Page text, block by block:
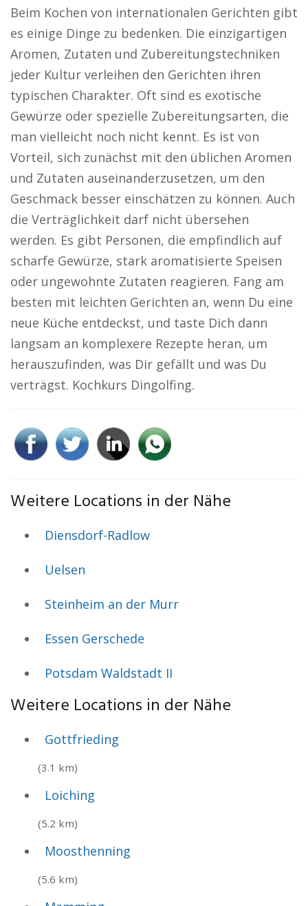
Beim Kochen von internationalen Gerichten gibt
es einige Dinge zu bedenken. Die einzigartigen
Aromen, Zutaten und Zubereitungstechniken
jeder Kultur verleihen den Gerichten ihren
typischen Charakter. Oft sind es exotische
Gewürze oder spezielle Zubereitungsarten, die
man vielleicht noch nicht kennt. Es ist von
Vorteil, sich zunächst mit den üblichen Aromen
und Zutaten auseinanderzusetzen, um den
Geschmack besser einschätzen zu können. Auch
die Verträglichkeit darf nicht übersehen
werden. Es gibt Personen, die empfindlich auf
scharfe Gewürze, stark aromatisierte Speisen
oder ungewohnte Zutaten reagieren. Fang am
besten mit leichten Gerichten an, wenn Du eine
neue Küche entdeckst, und taste Dich dann
langsam an komplexere Rezepte heran, um
herauszufinden, was Dir gefällt und was Du
verträgst. Kochkurs Dingolfing.
Weitere Locations in der Nähe
Diensdorf-Radlow
Uelsen
Steinheim an der Murr
Essen Gerschede
Potsdam Waldstadt II
Weitere Locations in der Nähe
Gottfrieding
(3.1 km)
Loiching
(5.2 km)
Moosthenning
(5.6 km)